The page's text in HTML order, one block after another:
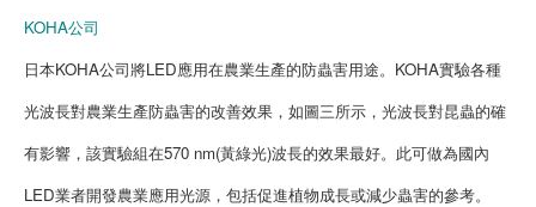
KOHA公司
日本KOHA公司將LED應用在農業生產的防蟲害用途。KOHA實驗各種
光波長對農業生產防蟲害的改善效果，如圖三所示，光波長對昆蟲的確
有影響，該實驗組在570 nm(黃綠光)波長的效果最好。此可做為國內
LED業者開發農業應用光源，包括促進植物成長或減少蟲害的參考。